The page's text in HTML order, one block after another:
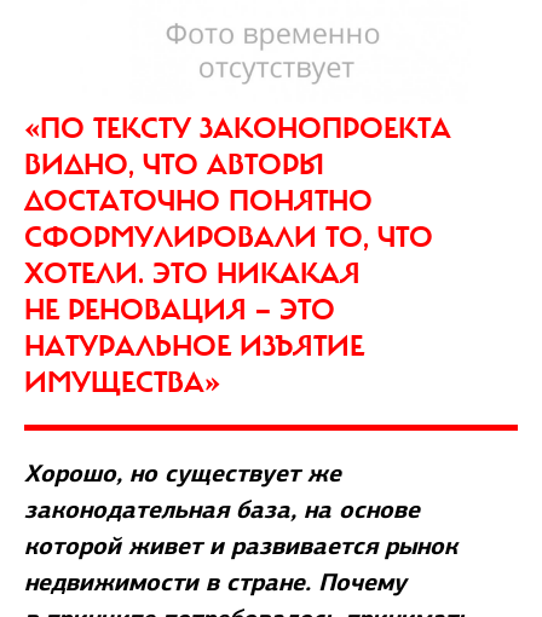
«ПО ТЕКСТУ ЗАКОНОПРОЕКТА
ВИДНО, ЧТО АВТОРЫ
ДОСТАТОЧНО ПОНЯТНО
СФОРМУЛИРОВАЛИ ТО, ЧТО
ХОТЕЛИ. ЭТО НИКАКАЯ
НЕ РЕНОВАЦИЯ — ЭТО
НАТУРАЛЬНОЕ ИЗЪЯТИЕ
ИМУЩЕСТВА»
Хорошо, но существует же
законодательная база, на основе
которой живет и развивается рынок
недвижимости в стране. Почему